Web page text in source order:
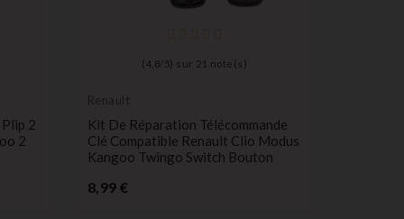
2
2
( 4,8/ 5) sur 21 note(s)
Renault
Kit De Réparation Télécommande
Clé Compatible Renault Clio Modus
Kangoo Twingo Switch Bouton
8,99 €